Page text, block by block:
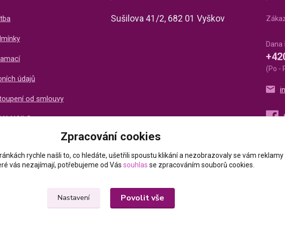
údajů
od smlouvy
X-NAILS
Sušilova 41/2, 682 01 Vyškov
(Po -
Zpracování cookies
rychle našli to, co hledáte, ušetřili spoustu klikání a nezobrazovaly se vám reklamy
vás nezajímají, potřebujeme od Vás souhlas se zpracováním souborů cookies.
Nastavení Povolit vše